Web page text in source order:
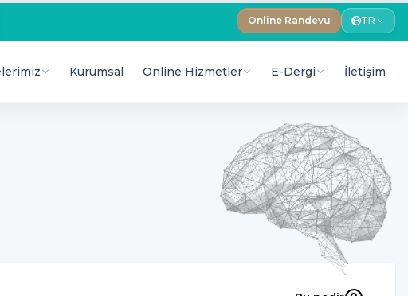
Online Randevu TR
Kurumsal Online Hizmetler E-Dergi İletişim